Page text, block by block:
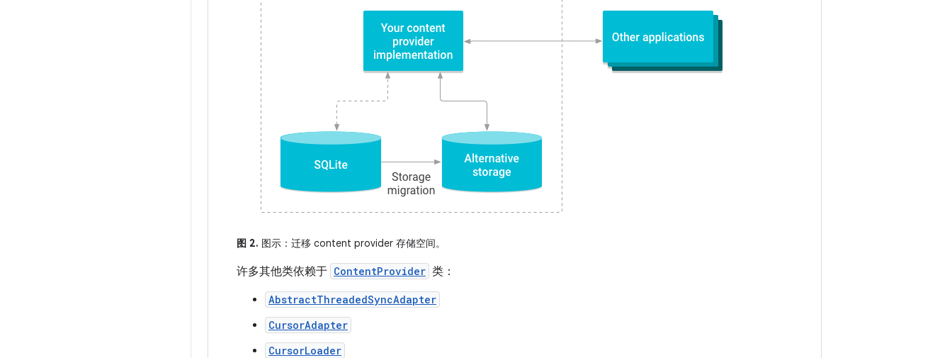
图 2. 图示：迁移 content provider 存储空间。
许多其他类依赖于 ContentProvider 类：
AbstractThreadedSyncAdapter
CursorAdapter
CursorLoader